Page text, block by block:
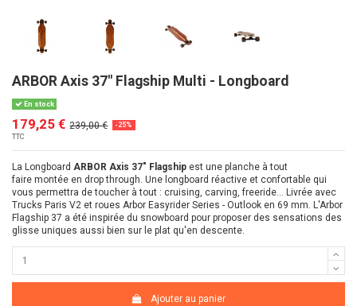
ARBOR Axis 37" Flagship Multi - Longboard
En stock
179,25 € 239,00 € -25%
TTC
La Longboard ARBOR Axis 37" Flagship est une planche à tout
faire montée en drop through. Une longboard réactive et confortable qui
vous permettra de toucher à tout : cruising, carving, freeride... Livrée avec
Trucks Paris V2 et roues Arbor Easyrider Series - Outlook en 69 mm. L'Arbor
Flagship 37 a été inspirée du snowboard pour proposer des sensations des
glisse uniques aussi bien sur le plat qu'en descente.
Ajouter au panier